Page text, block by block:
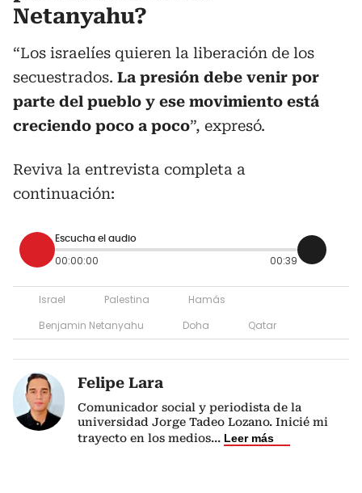
Netanyahu?
“Los israelíes quieren la liberación de los
secuestrados. La presión debe venir por
parte del pueblo y ese movimiento está
creciendo poco a poco”, expresó.
Reviva la entrevista completa a
continuación:
Escucha el audio
00:00:00 00:39
Israel Palestina
Hamás
Benjamin Netanyahu
Doha Qatar
Felipe Lara
Comunicador social y periodista de la
universidad Jorge Tadeo Lozano. Inicié mi
trayecto en los medios... Leer más